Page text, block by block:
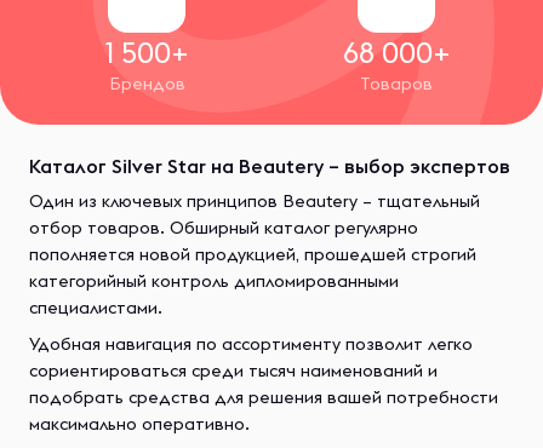
1 500+
Брендов
68 000+
Товаров
Каталог Silver Star на Beautery – выбор экспертов
Один из ключевых принципов Beautery – тщательный
отбор товаров. Обширный каталог регулярно
пополняется новой продукцией, прошедшей строгий
категорийный контроль дипломированными
специалистами.
Удобная навигация по ассортименту позволит легко
сориентироваться среди тысяч наименований и
подобрать средства для решения вашей потребности
максимально оперативно.